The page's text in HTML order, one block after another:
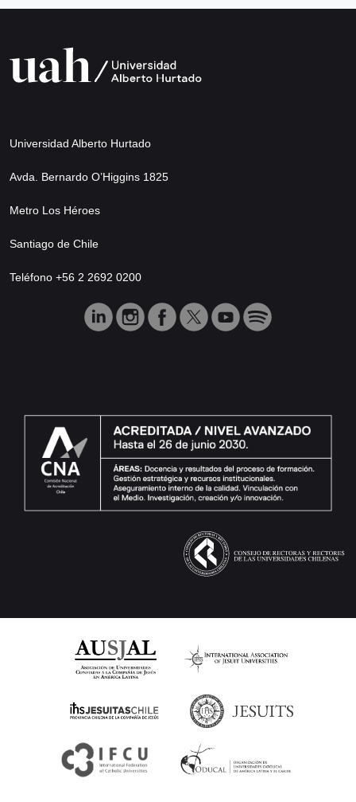
Universidad Alberto Hurtado
Avda. Bernardo O’Higgins 1825
Metro Los Héroes
Santiago de Chile
Teléfono +56 2 2692 0200